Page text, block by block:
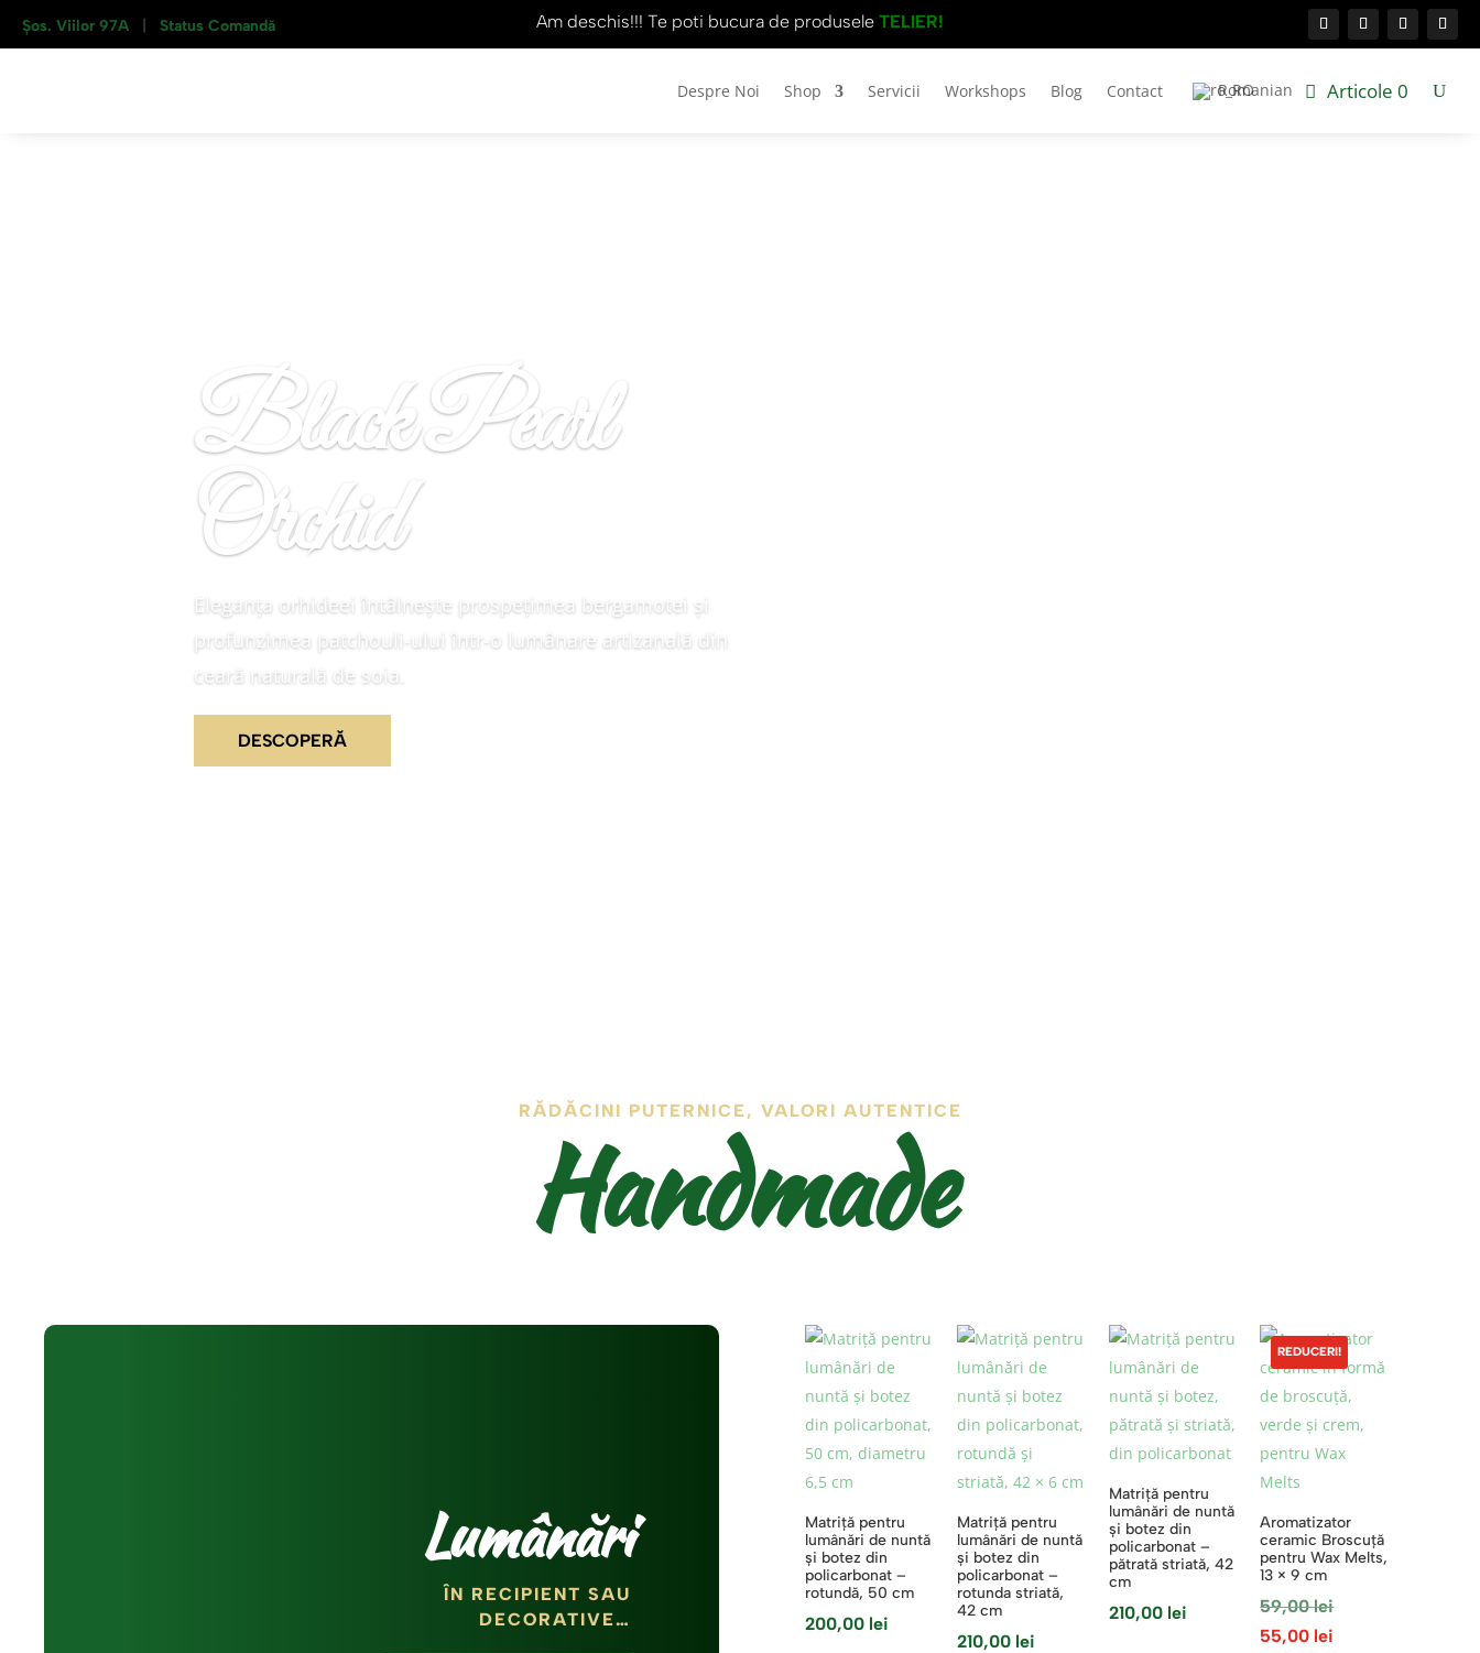
Șos. Viilor 97A Status Comandă Am deschis!!! Te poti bucura de produsele TELIER!
Despre Noi Shop Servicii Workshops Blog Contact Romanian Articole 0
Black Pearl
Orchid
Eleganța orhideei întâlnește prospețimea bergamotei și
profunzimea patchouli-ului într-o lumânare artizanală din
ceară naturală de soia.
DESCOPERĂ
RĂDĂCINI PUTERNICE, VALORI AUTENTICE
Handmade
Lumânări
ÎN RECIPIENT SAU
DECORATIVE…
Matriță pentru
lumânări de nuntă
și botez din
policarbonat –
rotundă, 50 cm
200,00 lei
Matriță pentru
lumânări de nuntă
și botez din
policarbonat –
rotunda striată,
42 cm
210,00 lei
Matriță pentru
lumânări de nuntă
și botez din
policarbonat –
pătrată striată, 42
cm
210,00 lei
REDUCERI!
Aromatizator
ceramic Broscuță
pentru Wax Melts,
13 × 9 cm
59,00leiPrețul
55,00 lei